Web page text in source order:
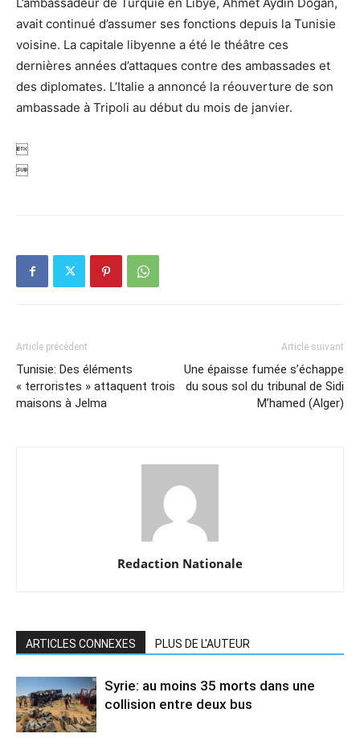
L’ambassadeur de Turquie en Libye, Ahmet Aydin Dogan,
avait continué d’assumer ses fonctions depuis la Tunisie
voisine. La capitale libyenne a été le théâtre ces
dernières années d’attaques contre des ambassades et
des diplomates. L’Italie a annoncé la réouverture de son
ambassade à Tripoli au début du mois de janvier.


Article précédent
Tunisie: Des éléments
« terroristes » attaquent trois
maisons à Jelma
Article suivant
Une épaisse fumée s’échappe
du sous sol du tribunal de Sidi
M’hamed (Alger)
Redaction Nationale
ARTICLES CONNEXES PLUS DE L'AUTEUR
Syrie: au moins 35 morts dans une
collision entre deux bus